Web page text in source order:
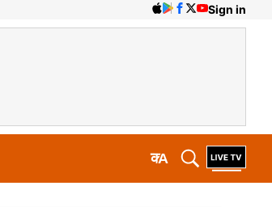
Sign in
A
क